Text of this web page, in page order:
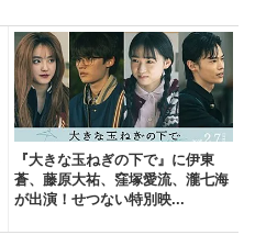
『大きな玉ねぎの下で』に伊東
蒼、藤原大祐、窪塚愛流、瀧七海
が出演！せつない特別映...